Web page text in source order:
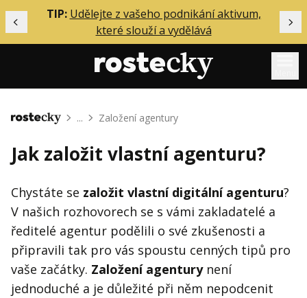
Předchozí
TIP: Udělejte z vašeho podnikání aktivum,
které slouží a vydělává
Mentoring
Solo
Akce
Inzerce
O mně
Přihlášení
Domů ... Založení agentury
Jak založit vlastní agenturu?
Chystáte se založit vlastní digitální agenturu?
V našich rozhovorech se s vámi zakladatelé a
ředitelé agentur podělili o své zkušenosti a
připravili tak pro vás spoustu cenných tipů pro
vaše začátky. Založení agenturynení
jednoduché a je důležité při něm nepodcenit